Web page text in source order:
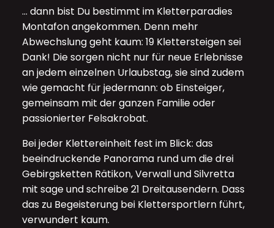
… dann bist Du bestimmt im Kletterparadies
Montafon angekommen. Denn mehr
Abwechslung geht kaum: 19 Klettersteigensei
Dank! Die sorgen nicht nur für neue Erlebnisse
an jedem einzelnen Urlaubstag, sie sind zudem
wie gemacht für jedermann: ob Einsteiger,
gemeinsam mit der ganzen Familie oder
passionierter Felsakrobat.
Bei jeder Klettereinheit fest im Blick: das
beeindruckende Panorama rund um die drei
Gebirgsketten Rätikon, Verwall und Silvretta
mit sage und schreibe 21 Dreitausendern. Dass
das zu Begeisterung bei Klettersportlern führt,
verwundert kaum.